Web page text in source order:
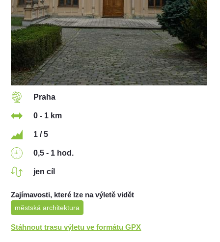
Praha
0 - 1 km
1 / 5
0,5 - 1 hod.
jen cíl
Zajímavosti, které lze na výletě vidět
městská architektura
Stáhnout trasu výletu ve formátu GPX